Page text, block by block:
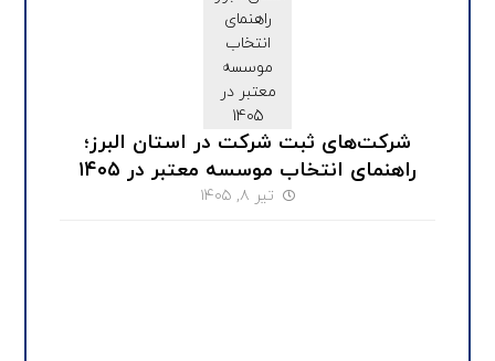
شرکت‌های ثبت شرکت در استان البرز؛
راهنمای انتخاب موسسه معتبر در ۱۴۰۵
تیر ۸, ۱۴۰۵